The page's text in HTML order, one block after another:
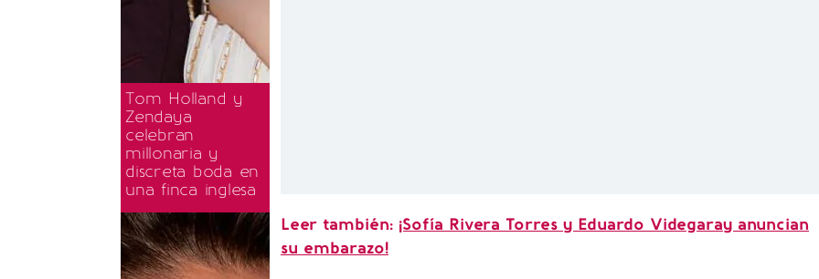
Tom Holland y
Zendaya
celebran
millonaria y
discreta boda en
una finca inglesa
Leer también: ¡Sofía Rivera Torres y Eduardo Videgaray anuncian
su embarazo!